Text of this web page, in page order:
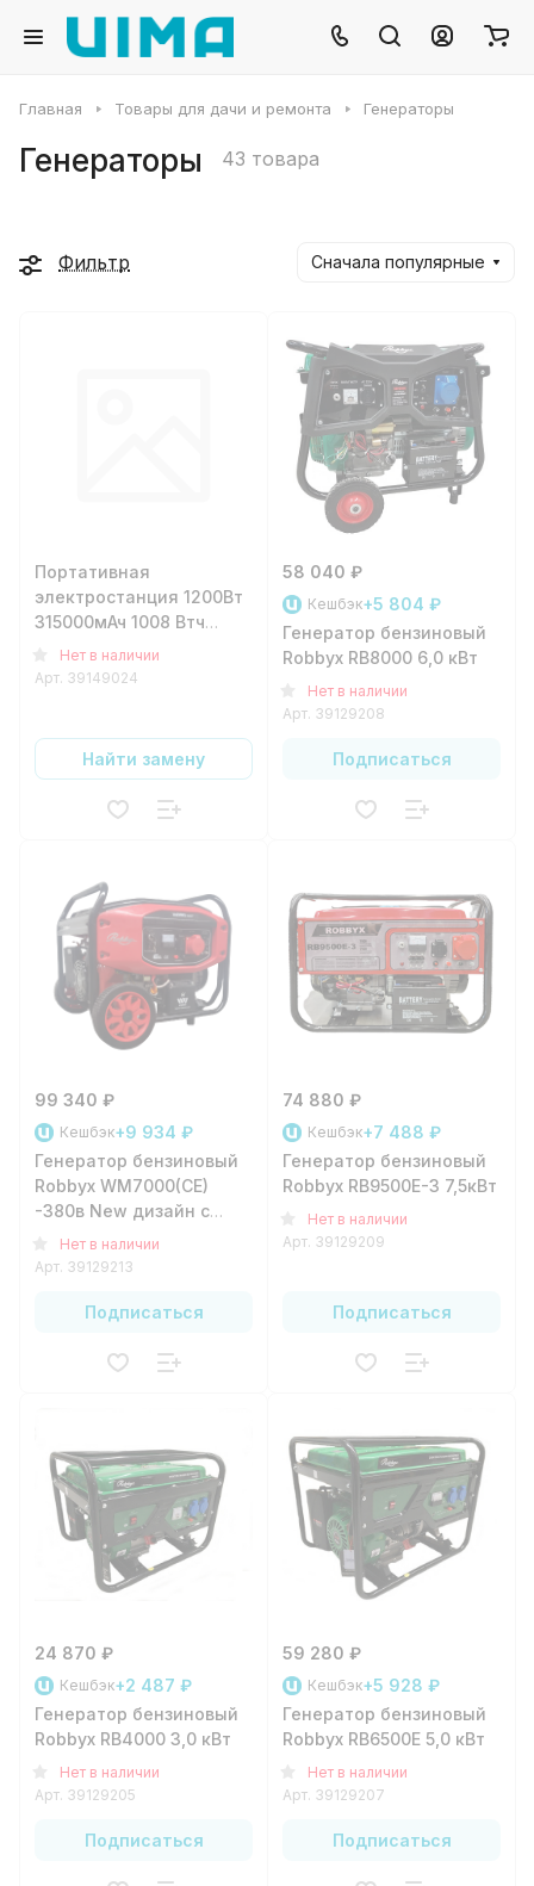
Главная Товары для дачи и ремонта Генераторы
Генераторы 43 товара
Фильтр Сначала популярные
Портативная
электростанция 1200Вт
315000мАч 1008 Втч
EcoSolLi 220в черный;
кемпинговый генератор
Нет в наличии
Арт. 39149024
Найти замену
58 040 ₽
Кешбэк+5 804 ₽
Генератор бензиновый
Robbyx RB8000 6,0 кВт
Нет в наличии
Арт. 39129208
Подписаться
99 340 ₽
Кешбэк+9 934 ₽
Генератор бензиновый
Robbyx WM7000(CE)
-380в New дизайн c
электростарт.
Нет в наличии
Арт. 39129213
Подписаться
74 880 ₽
Кешбэк+7 488 ₽
Генератор бензиновый
Robbyx RB9500E-3 7,5кВт
Нет в наличии
Арт. 39129209
Подписаться
24 870 ₽
Кешбэк+2 487 ₽
Генератор бензиновый
Robbyx RB4000 3,0 кВт
Нет в наличии
Арт. 39129205
Подписаться
59 280 ₽
Кешбэк+5 928 ₽
Генератор бензиновый
Robbyx RB6500E 5,0 кВт
Нет в наличии
Арт. 39129207
Подписаться